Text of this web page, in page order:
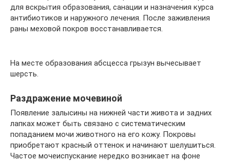
для вскрытия образования, санации и назначения курса
антибиотиков и наружного лечения. После заживления
раны меховой покров восстанавливается.
На месте образования абсцесса грызун вычесывает
шерсть.
Раздражение мочевиной
Появление залысины на нижней части живота и задних
лапках может быть связано с систематическим
попаданием мочи животного на его кожу. Покровы
приобретают красный оттенок и начинают шелушиться.
Частое мочеиспускание нередко возникает на фоне